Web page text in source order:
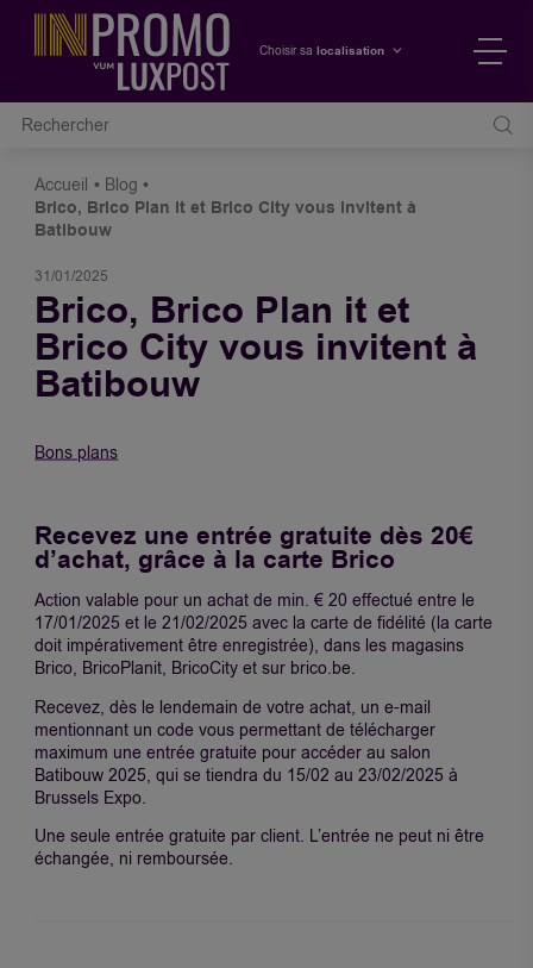
Choisir sa localisation
Accueil
Blog
Brico, Brico Plan it et Brico City vous invitent à
Batibouw
31/01/2025
Brico, Brico Plan it et
Brico City vous invitent à
Batibouw
Bons plans
Recevez une entrée gratuite dès 20€
d’achat, grâce à la carte Brico
Action valable pour un achat de min. € 20 effectué entre le
17/01/2025 et le 21/02/2025 avec la carte de fidélité (la carte
doit impérativement être enregistrée), dans les magasins
Brico, BricoPlanit, BricoCity et sur brico.be.
Recevez, dès le lendemain de votre achat, un e-mail
mentionnant un code vous permettant de télécharger
maximum une entrée gratuite pour accéder au salon
Batibouw 2025, qui se tiendra du 15/02 au 23/02/2025 à
Brussels Expo.
Une seule entrée gratuite par client. L’entrée ne peut ni être
échangée, ni remboursée.